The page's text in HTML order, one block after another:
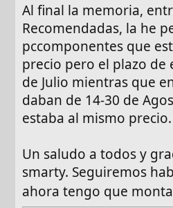
Al final la memoria,
Recomendadas, la he
pccomponentes que
precio pero el plazo de
de Julio mientras que
daban de 14-30 de
estaba al mismo precio.
Un saludo a todos y
smarty. Seguiremos
ahora tengo que